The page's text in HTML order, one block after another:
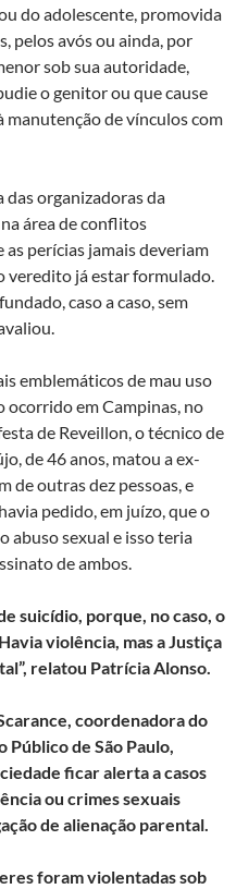
do adolescente, promovida
pelos avós ou ainda, por
sob sua autoridade,
o genitor ou que cause
manutenção de vínculos com
das organizadoras da
área de conflitos
as perícias jamais deveriam
veredito já estar formulado.
caso a caso, sem
emblemáticos de mau uso
ocorrido em Campinas, no
de Reveillon, o técnico de
de 46 anos, matou a ex-
de outras dez pessoas, e
pedido, em juízo, que o
abuso sexual e isso teria
de ambos.
suicídio, porque, no caso, o
violência, mas a Justiça
relatou Patrícia Alonso.
coordenadora do
de São Paulo,
ficar alerta a casos
ou crimes sexuais
de alienação parental.
foram violentadas sob